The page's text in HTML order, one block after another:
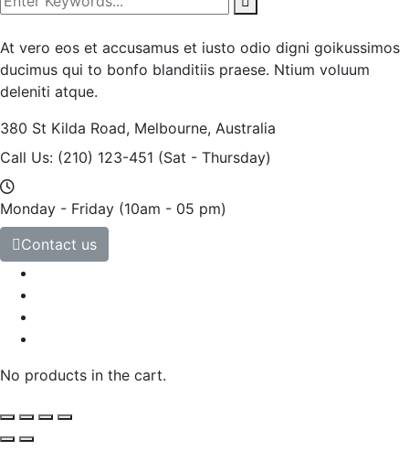
At vero eos et accusamus et iusto odio digni goikussimos
ducimus qui to bonfo blanditiis praese. Ntium voluum
deleniti atque.
380 St Kilda Road, Melbourne, Australia
Call Us: (210) 123-451 (Sat - Thursday)
Monday - Friday (10am - 05 pm)
Contact us
No products in the cart.